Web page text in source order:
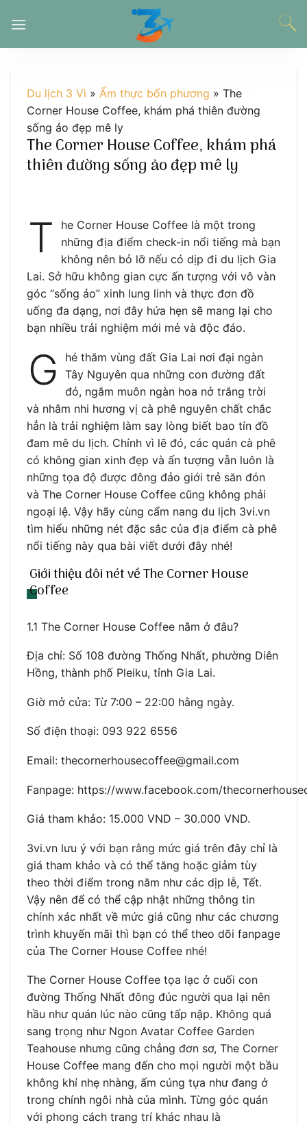
đến
Du lịch 3 Vì » Ẩm thực bốn phương » The
Corner House Coffee, khám phá thiên đường
sống ảo đẹp mê ly
The Corner House Coffee, khám phá
thiên đường sống ảo đẹp mê ly
T
he Corner House Coffee là một trong
những địa điểm check-in nổi tiếng mà bạn
không nên bỏ lỡ nếu có dịp đi du lịch Gia
Lai. Sở hữu không gian cực ấn tượng với vô vàn
góc “sống ảo” xinh lung linh và thực đơn đồ
uống đa dạng, nơi đây hứa hẹn sẽ mang lại cho
bạn nhiều trải nghiệm mới mẻ và độc đáo.
G
hé thăm vùng đất Gia Lai nơi đại ngàn
Tây Nguyên qua những con đường đất
đỏ, ngắm muôn ngàn hoa nở trắng trời
và nhâm nhi hương vị cà phê nguyên chất chắc
hẳn là trải nghiệm làm say lòng biết bao tín đồ
đam mê du lịch. Chính vì lẽ đó, các quán cà phê
có không gian xinh đẹp và ấn tượng vẫn luôn là
những tọa độ được đông đảo giới trẻ săn đón
và The Corner House Coffee cũng không phải
ngoại lệ. Vậy hãy cùng cẩm nang du lịch 3vi.vn
tìm hiểu những nét đặc sắc của địa điểm cà phê
nổi tiếng này qua bài viết dưới đây nhé!
Giới thiệu đôi nét về The Corner House
Coffee
1.1 The Corner House Coffee nằm ở đâu?
Địa chỉ: Số 108 đường Thống Nhất, phường Diên
Hồng, thành phố Pleiku, tỉnh Gia Lai.
Giờ mở cửa: Từ 7:00 – 22:00 hằng ngày.
Số điện thoại: 093 922 6556
Email: thecornerhousecoffee@gmail.com
Fanpage: https://www.facebook.com/
Giá tham khảo: 15.000 VND – 30.000 VND.
3vi.vn lưu ý với bạn rằng mức giá trên đây chỉ là
giá tham khảo và có thể tăng hoặc giảm tùy
theo thời điểm trong năm như các dịp lễ, Tết.
Vậy nên để có thể cập nhật những thông tin
chính xác nhất về mức giá cũng như các chương
trình khuyến mãi thì bạn có thể theo dõi fanpage
của The Corner House Coffee nhé!
The Corner House Coffee tọa lạc ở cuối con
đường Thống Nhất đông đúc người qua lại nên
hầu như quán lúc nào cũng tấp nập. Không quá
sang trọng như Ngon Avatar Coffee Garden
Teahouse nhưng cũng chẳng đơn sơ, The Corner
House Coffee mang đến cho mọi người một bầu
không khí nhẹ nhàng, ấm cúng tựa như đang ở
trong chính ngôi nhà của mình. Từng góc quán
với phong cách trang trí khác nhau là